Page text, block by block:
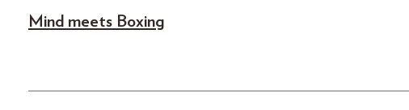
Mind meets Boxing